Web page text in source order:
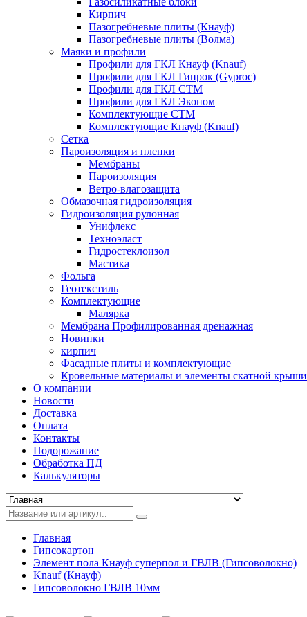
Кирпич
Пазогребневые плиты (Кнауф)
Пазогребневые плиты (Волма)
Маяки и профили
Профили для ГКЛ Кнауф (Knauf)
Профили для ГКЛ Гипрок (Gyproc)
Профили для ГКЛ СТМ
Профили для ГКЛ Эконом
Комплектующие СТМ
Комплектующие Кнауф (Knauf)
Сетка
Пароизоляция и пленки
Мембраны
Пароизоляция
Ветро-влагозащита
Обмазочная гидроизоляция
Гидроизоляция рулонная
Унифлекс
Техноэласт
Гидростеклоизол
Мастика
Фольга
Геотекстиль
Комплектующие
Малярка
Мембрана Профилированная дренажная
Новинки
кирпич
Фасадные плиты и комплектующие
Кровельные материалы и элементы скатной крыши
О компании
Новости
Доставка
Оплата
Контакты
Подорожание
Обработка ПД
Калькуляторы
Главная
Гипсокартон
Элемент пола Кнауф суперпол и ГВЛВ (Гипсоволокно)
Knauf (Кнауф)
Гипсоволокно ГВЛВ 10мм